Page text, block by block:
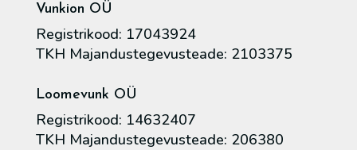
Vunkion OÜ
Registrikood: 17043924
TKH Majandustegevusteade: 2103375
Loomevunk OÜ
Registrikood: 14632407
TKH Majandustegevusteade: 206380